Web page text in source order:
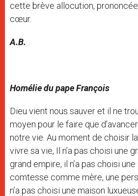
cette brève allocution,
cœur.
A.B.
Homélie du pape François
Dieu vient nous sauver et il ne
moyen pour le faire que
notre vie. Au moment de choisir
vivre sa vie, Il n’a pas choisi une
grand empire, il n’a pas choisi
comtesse comme mère, une
n’a pas choisi une maison